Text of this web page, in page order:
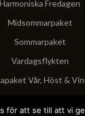
Harmoniska Fredagen
Midsommarpaket
Sommarpaket
Vardagsflykten
Vår, Höst &
för att se till att vi